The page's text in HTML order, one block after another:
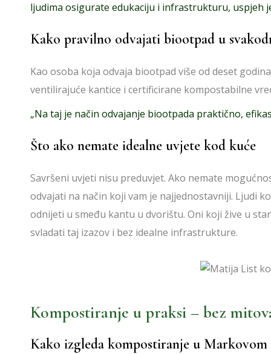
ljudima osigurate edukaciju i infrastrukturu, uspjeh
Kako pravilno odvajati biootpad u
Kao osoba koja odvaja biootpad više od deset
ventilirajuće kantice i certificirane kompostabilne
„Na taj je način odvajanje biootpada praktično,
Što ako nemate idealne uvjete kod kuće
Savršeni uvjeti nisu preduvjet. Ako nemate
odvajati na način koji vam je najjednostavniji. Ljudi
odnijeti u smeđu kantu u dvorištu. Oni koji žive u
svladati taj izazov i bez idealne infrastrukture.
Kompostiranje u praksi – bez
Kako izgleda kompostiranje u